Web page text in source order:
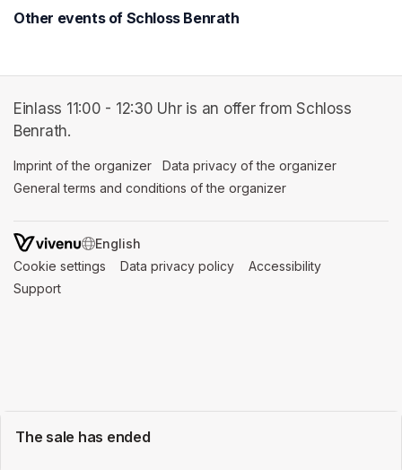
The sale has ended
Other events of Schloss Benrath
Einlass 11:00 - 12:30 Uhr is an offer from Schloss
Benrath.
Imprint of the organizer (opens in a new tab)
Data privacy of the organizer
General terms and conditions of the organizer
SWITCH LANGUAGE
Cookie settings (opens in a new tab)
Data privacy policy (opens in a new tab)
Accessibility
Support